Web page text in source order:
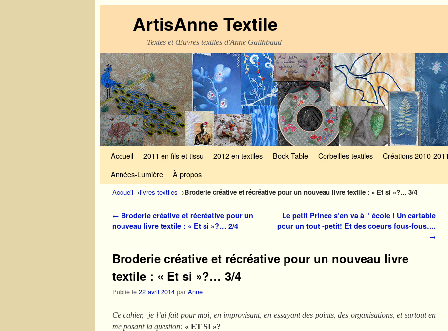
ArtisAnne Textile
Textes et Œuvres textiles d'Anne Gailhbaud
Accueil 2011 en fils et tissu 2012 en textiles Book Table Corbeilles textiles Créations 2010-2011
Années-Lumière
À propos
Accueil→livres textiles→Broderie créative et récréative pour un nouveau livre textile : « Et si »?… 3/4
Navigation des articles
← Broderie créative et récréative pour un
nouveau livre textile : « Et si »?… 2/4
Le petit Prince s’en va à l’ école ! Un cartable
pour un tout -petit! Et des coeurs fous-fous….
→
Broderie créative et récréative pour un nouveau livre
textile : « Et si »?… 3/4
Publié le 22 avril 2014 par Anne
Ce cahier, je l’ai fait pour moi, en improvisant, en essayant des points, des organisations, et surtout en
me posant la question: « ET SI »?